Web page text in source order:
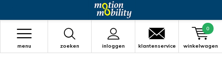
zoeken inloggen
menu klantenservice winkelwagen
0